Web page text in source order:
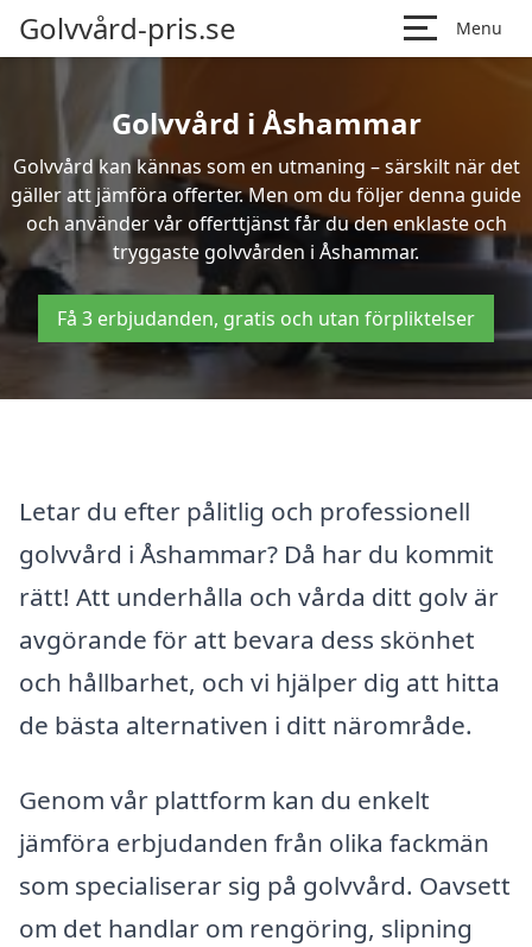
Golvvård-pris.se Menu
Golvvård i Åshammar
Golvvård kan kännas som en utmaning – särskilt när det
gäller att jämföra offerter. Men om du följer denna guide
och använder vår offerttjänst får du den enklaste och
tryggaste golvvården i Åshammar.
Få 3 erbjudanden, gratis och utan förpliktelser
Letar du efter pålitlig och professionell
golvvård i Åshammar? Då har du kommit
rätt! Att underhålla och vårda ditt golv är
avgörande för att bevara dess skönhet
och hållbarhet, och vi hjälper dig att hitta
de bästa alternativen i ditt närområde.
Genom vår plattform kan du enkelt
jämföra erbjudanden från olika fackmän
som specialiserar sig på golvvård. Oavsett
om det handlar om rengöring, slipning